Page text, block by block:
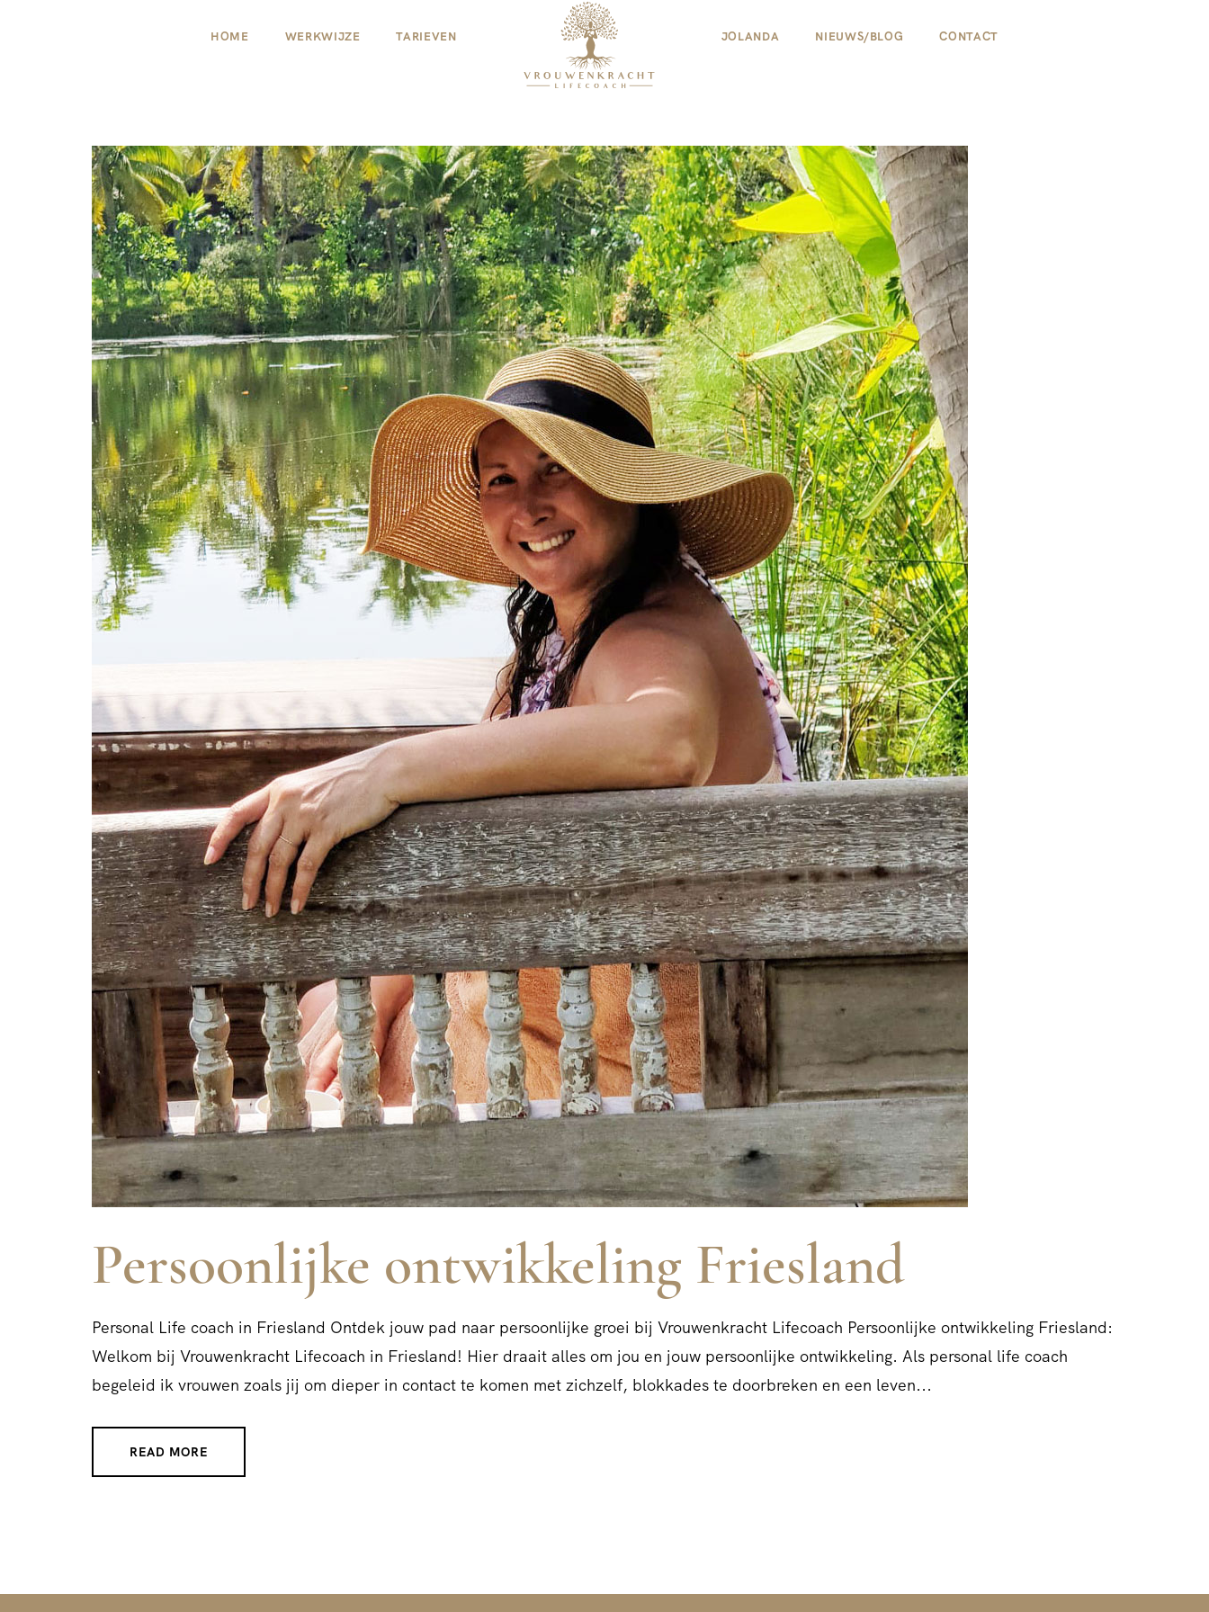
HOME WERKWIJZE TARIEVEN JOLANDA NIEUWS/BLOG CONTACT
Persoonlijke ontwikkeling Friesland
Personal Life coach in Friesland Ontdek jouw pad naar persoonlijke groei bij Vrouwenkracht Lifecoach Persoonlijke ontwikkeling Friesland:
Welkom bij Vrouwenkracht Lifecoach in Friesland! Hier draait alles om jou en jouw persoonlijke ontwikkeling. Als personal life coach
begeleid ik vrouwen zoals jij om dieper in contact te komen met zichzelf, blokkades te doorbreken en een leven...
READ MORE